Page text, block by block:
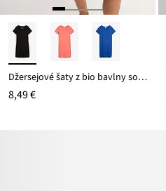
Džersejové šaty z bio bavlny so strečom
8,49 €